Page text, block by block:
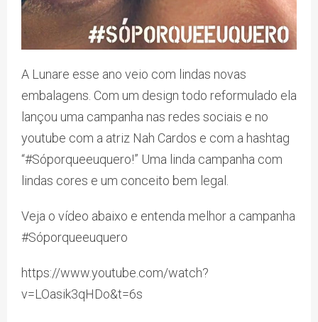
A Lunare esse ano veio com lindas novas
embalagens. Com um design todo reformulado ela
lançou uma campanha nas redes sociais e no
youtube com a atriz Nah Cardos e com a hashtag
“#Sóporqueeuquero!” Uma linda campanha com
lindas cores e um conceito bem legal.
Veja o vídeo abaixo e entenda melhor a campanha
#Sóporqueeuquero
https://www.youtube.com/watch?
v=LOasik3qHDo&t=6s